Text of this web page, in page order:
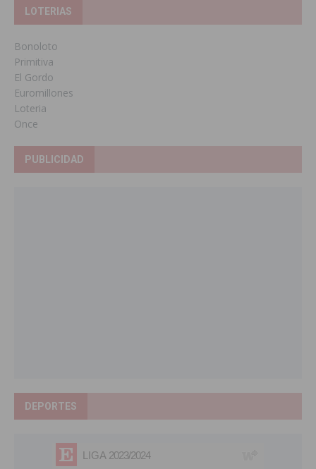
LOTERIAS
Bonoloto
Primitiva
El Gordo
Euromillones
Loteria
Once
PUBLICIDAD
DEPORTES